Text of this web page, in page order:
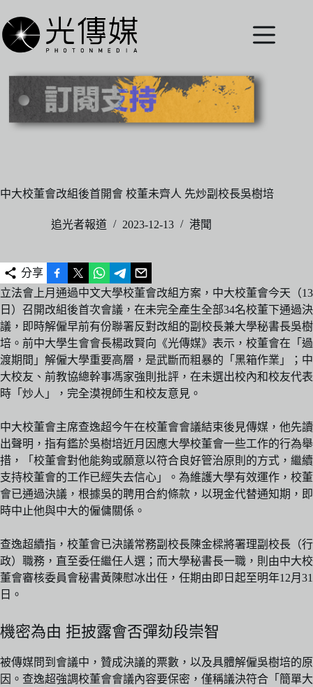
至
主
內
中大校董會改組後首開會 校董未齊人 先炒副校長吳樹培
追光者報道 2023-12-13 港聞
分享
立法會上月通過中文大學校董會改組方案，中大校董會今天（13
日）召開改組後首次會議，在未完全產生全部34名校董下通過決
議，即時解僱早前有份聯署反對改組的副校長兼大學秘書長吳樹
培。前中大學生會會長楊政賢向《光傳媒》表示，校董會在「過
渡期間」解僱大學重要高層，是武斷而粗暴的「黑箱作業」；中
大校友、前教協總幹事馮家強則批評，在未選出校內和校友代表
時「炒人」，完全漠視師生和校友意見。
中大校董會主席查逸超今午在校董會會議結束後見傳媒，他先讀
出聲明，指有鑑於吳樹培近月因應大學校董會一些工作的行為舉
措，「校董會對他能夠或願意以符合良好管治原則的方式，繼續
支持校董會的工作已經失去信心」。為維護大學有效運作，校董
會已通過決議，根據吳的聘用合約條款，以現金代替通知期，即
時中止他與中大的僱傭關係。
查逸超續指，校董會已決議常務副校長陳金樑將署理副校長（行
政）職務，直至委任繼任人選；而大學秘書長一職，則由中大校
董會審核委員會秘書黃陳慰冰出任，任期由即日起至明年12月31
日。
機密為由 拒披露會否彈劾段崇智
被傳媒問到會議中，贊成決議的票數，以及具體解僱吳樹培的原
因。查逸超強調校董會會議內容要保密，僅稱議決符合「簡單大